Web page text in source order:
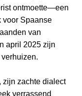
ontmoette—een
voor Spaanse
van
april 2025 zijn
zijn zachte dialect
verrassend